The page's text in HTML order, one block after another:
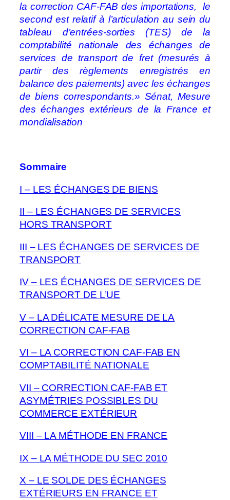
la correction CAF-FAB des importations, le
second est relatif à l’articulation au sein du
tableau d’entrées-sorties (TES) de la
comptabilité nationale des échanges de
services de transport de fret (mesurés à
partir des règlements enregistrés en
balance des paiements) avec les échanges
de biens correspondants.» Sénat, Mesure
des échanges extérieurs de la France et
mondialisation
Sommaire
I – LES ÉCHANGES DE BIENS
II – LES ÉCHANGES DE SERVICES
HORS TRANSPORT
III – LES ÉCHANGES DE SERVICES DE
TRANSPORT
IV – LES ÉCHANGES DE SERVICES DE
TRANSPORT DE L’UE
V – LA DÉLICATE MESURE DE LA
CORRECTION CAF-FAB
VI – LA CORRECTION CAF-FAB EN
COMPTABILITÉ NATIONALE
VII – CORRECTION CAF-FAB ET
ASYMÉTRIES POSSIBLES DU
COMMERCE EXTÉRIEUR
VIII – LA MÉTHODE EN FRANCE
IX – LA MÉTHODE DU SEC 2010
X – LE SOLDE DES ÉCHANGES
EXTÉRIEURS EN FRANCE ET